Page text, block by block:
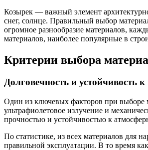
Козырек — важный элемент
снег, солнце. Правильный выбор
огромное разнообразие материалов,
материалов, наиболее популярные в
Критерии выбора
Долговечность и устойчивость
Один из ключевых факторов при выборе
ультрафиолетовое излучение и
прочностью и устойчивостью к
По статистике, из всех материалов для
правильной эксплуатации. В то время